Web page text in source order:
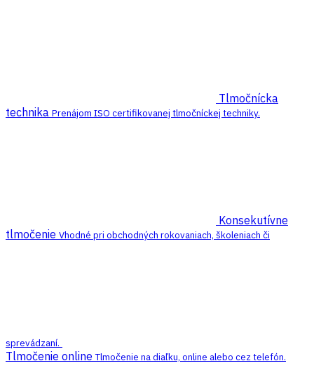
Tlmočnícka
technika Prenájom ISO certifikovanej tlmočníckej techniky.
Konsekutívne
tlmočenie Vhodné pri obchodných rokovaniach, školeniach či
sprevádzaní.
Tlmočenie onlineTlmočenie na diaľku, online alebo cez telefón.